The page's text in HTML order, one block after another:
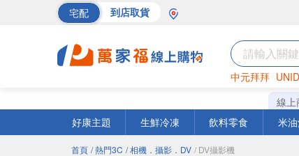
宅配 到店取貨
中元拜拜
罐頭
線上
好康主題
生鮮冷凍 飲料零食 米
首頁 / 熱門3C / 相機．攝影．DV / DV攝影機